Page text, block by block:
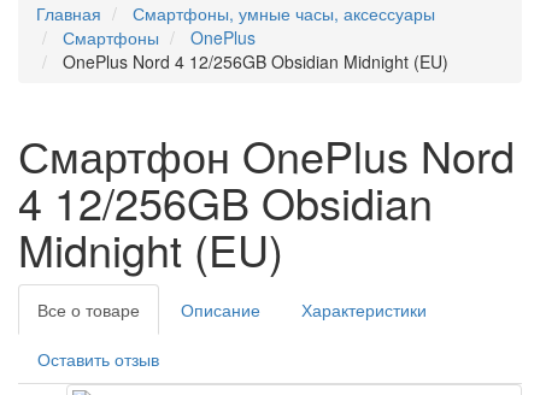
Главная
Смартфоны, умные часы, аксессуары
Смартфоны
OnePlus
OnePlus Nord 4 12/256GB Obsidian Midnight (EU)
Смартфон OnePlus Nord
4 12/256GB Obsidian
Midnight (EU)
Все о товаре Описание Характеристики
Оставить отзыв